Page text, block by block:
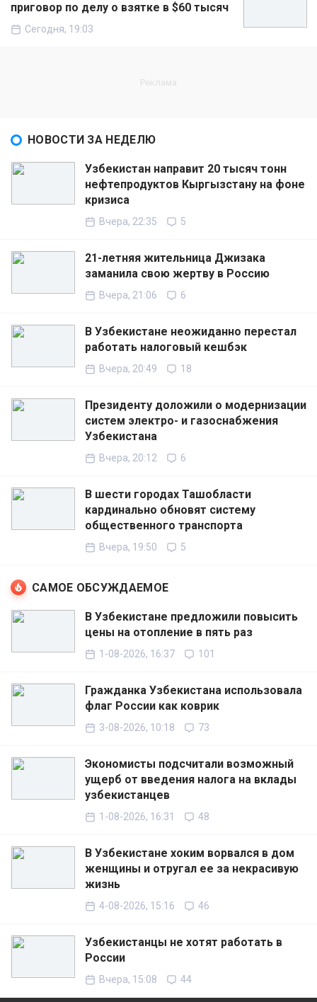
приговор по делу о взятке в $60 тысяч
Сегодня, 19:03
НОВОСТИ ЗА НЕДЕЛЮ
Узбекистан направит 20 тысяч тонн
нефтепродуктов Кыргызстану на фоне
кризиса
Вчера, 22:35 5
21-летняя жительница Джизака
заманила свою жертву в Россию
Вчера, 21:06 6
В Узбекистане неожиданно перестал
работать налоговый кешбэк
Вчера, 20:49 18
Президенту доложили о модернизации
систем электро- и газоснабжения
Узбекистана
Вчера, 20:12 6
В шести городах Ташобласти
кардинально обновят систему
общественного транспорта
Вчера, 19:50 5
САМОЕ ОБСУЖДАЕМОЕ
В Узбекистане предложили повысить
цены на отопление в пять раз
1-08-2026, 16:37 101
Гражданка Узбекистана использовала
флаг России как коврик
3-08-2026, 10:18 73
Экономисты подсчитали возможный
ущерб от введения налога на вклады
узбекистанцев
1-08-2026, 16:31 48
В Узбекистане хоким ворвался в дом
женщины и отругал ее за некрасивую
жизнь
4-08-2026, 15:16 46
Узбекистанцы не хотят работать в
России
Вчера, 15:08 44